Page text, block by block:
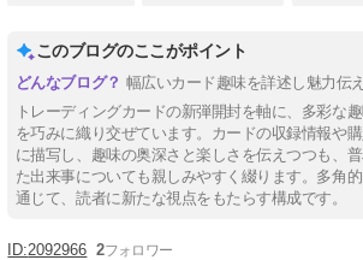
このブログのここがポイント
幅広いカード趣味を詳述し魅力伝
トレーディングカードの新弾開封を軸に、多彩な
を巧みに織り交ぜています。カードの収録情報や
に描写し、趣味の奥深さと楽しさを伝えつつも、
た出来事についても親しみやすく綴ります。多角
通じて、読者に新たな視点をもたらす構成です。
2092966 2